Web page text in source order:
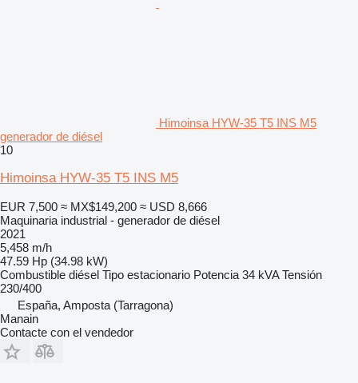
Himoinsa HYW-35 T5 INS M5
generador de diésel
10
Himoinsa HYW-35 T5 INS M5
EUR 7,500 ≈ MX$149,200 ≈ USD 8,666
Maquinaria industrial - generador de diésel
2021
5,458 m/h
47.59 Hp (34.98 kW)
Combustible diésel Tipo estacionario Potencia 34 kVA Tensión
230/400
España, Amposta (Tarragona)
Manain
Contacte con el vendedor